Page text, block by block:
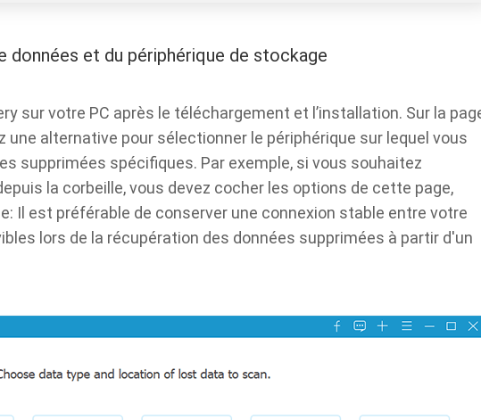
données et du périphérique de stockage
sur votre PC après le téléchargement et l’installation. Sur la
une alternative pour sélectionner le périphérique sur lequel vous
supprimées spécifiques. Par exemple, si vous souhaitez
la corbeille, vous devez cocher les options de cette page,
Il est préférable de conserver une connexion stable entre votre
lors de la récupération des données supprimées à partir d'un